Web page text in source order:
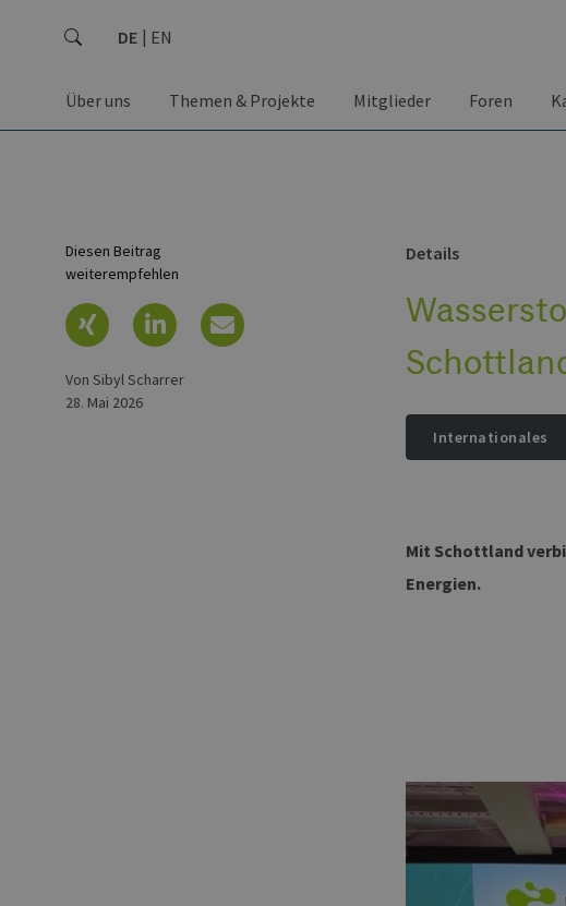
DE EN
Über uns Themen & Projekte Mitglieder Foren
Details
Internationales
Mit Schottland
Energien.
Diesen Beitrag
weiterempfehlen
von Sibyl Scharrer
28. Mai 2026